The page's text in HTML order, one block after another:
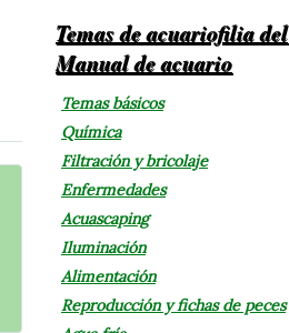
Temas de acuariofilia del
Manual de acuario
Temas básicos
Química
Filtración y bricolaje
Enfermedades
Acuascaping
Iluminación
Alimentación
Reproducción y fichas de peces